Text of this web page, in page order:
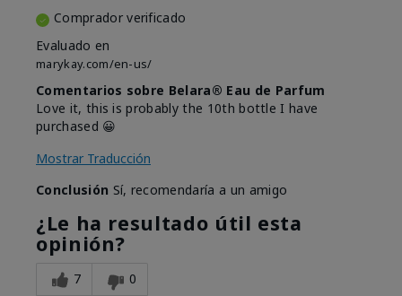
Comprador verificado
Evaluado en
marykay.com/en-us/
Comentarios sobre Belara® Eau de Parfum
Love it, this is probably the 10th bottle I have
purchased 😀
Mostrar Traducción
Conclusión Sí, recomendaría a un amigo
¿Le ha resultado útil esta
opinión?
7 0